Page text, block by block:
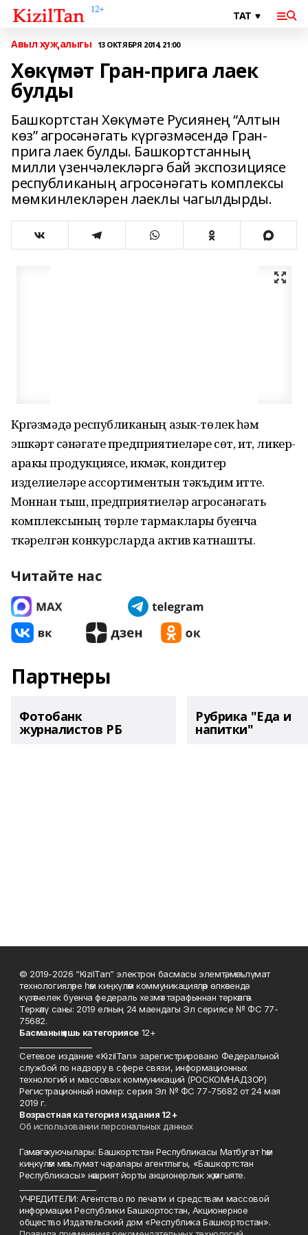
Авыл хуҗалыгы 13 ОКТЯБРЯ 2014, 21:00
Хөкүмәт Гран-прига лаек
булды
Башкортстан Хөкүмәте Русиянең “Алтын
көз” агросәнәгать күргәз­мәсендә Гран-
прига лаек булды. Башкортстанның
милли үзенчә­лек­ләргә бай экспозициясе
респуб­ликаның агросәнәгать комплексы
мөмкинлекләрен лаеклы чагылдырды.
Күргәзмәдә республиканың азык-төлек һәм
эшкәртү сәнәгате предприятиеләре сөт, ит, ликер-
аракы продукциясе, икмәк, кондитер
изделиеләре ассортиментын тәкъдим итте.
Моннан тыш, пред­приятиеләр агросәнәгать
комплексының төрле тармаклары буенча
үткәрелгән конкурсларда актив катнашты.
Читайте нас
Партнеры
Фотобанк
журналистов РБ
Рубрика "Еда и
напитки"
© 2019-2026 “KizilTan” электрон басмасы элемтә, мәгълүмат
технологияләре һәм киңкүләм коммуникацияләр өлкәсендә
күзәтчелек буенча федераль хезмәт тарафыннан теркәлгән.
Теркәлү саны: 2019 елның 24 маендагы Эл сериясе № ФС 77-
75682.
Басманың яшь категориясе12+
Сетевое издание «KizilTan» зарегистрировано Федеральной
службой по надзору в сфере связи, информационных
технологий и массовых коммуникаций (РОСКОМНАДЗОР)
Регистрационный номер: серия Эл № ФС 77-75682 от 24 мая
2019 г.
Возрастная категория издания 12+
Об использовании персональных данных
Гамәлгә куючылары: Башкортстан Республикасы Матбугат һәм
киңкүләм мәгълүмат чаралары агентлыгы, «Башкортстан
Республикасы» нәшрият йорты акционерлык җәмгыяте.
УЧРЕДИТЕЛИ: Агентство по печати и средствам массовой
информации Республики Башкортостан, Акционерное
общество Издательский дом «Республика Башкортостан».